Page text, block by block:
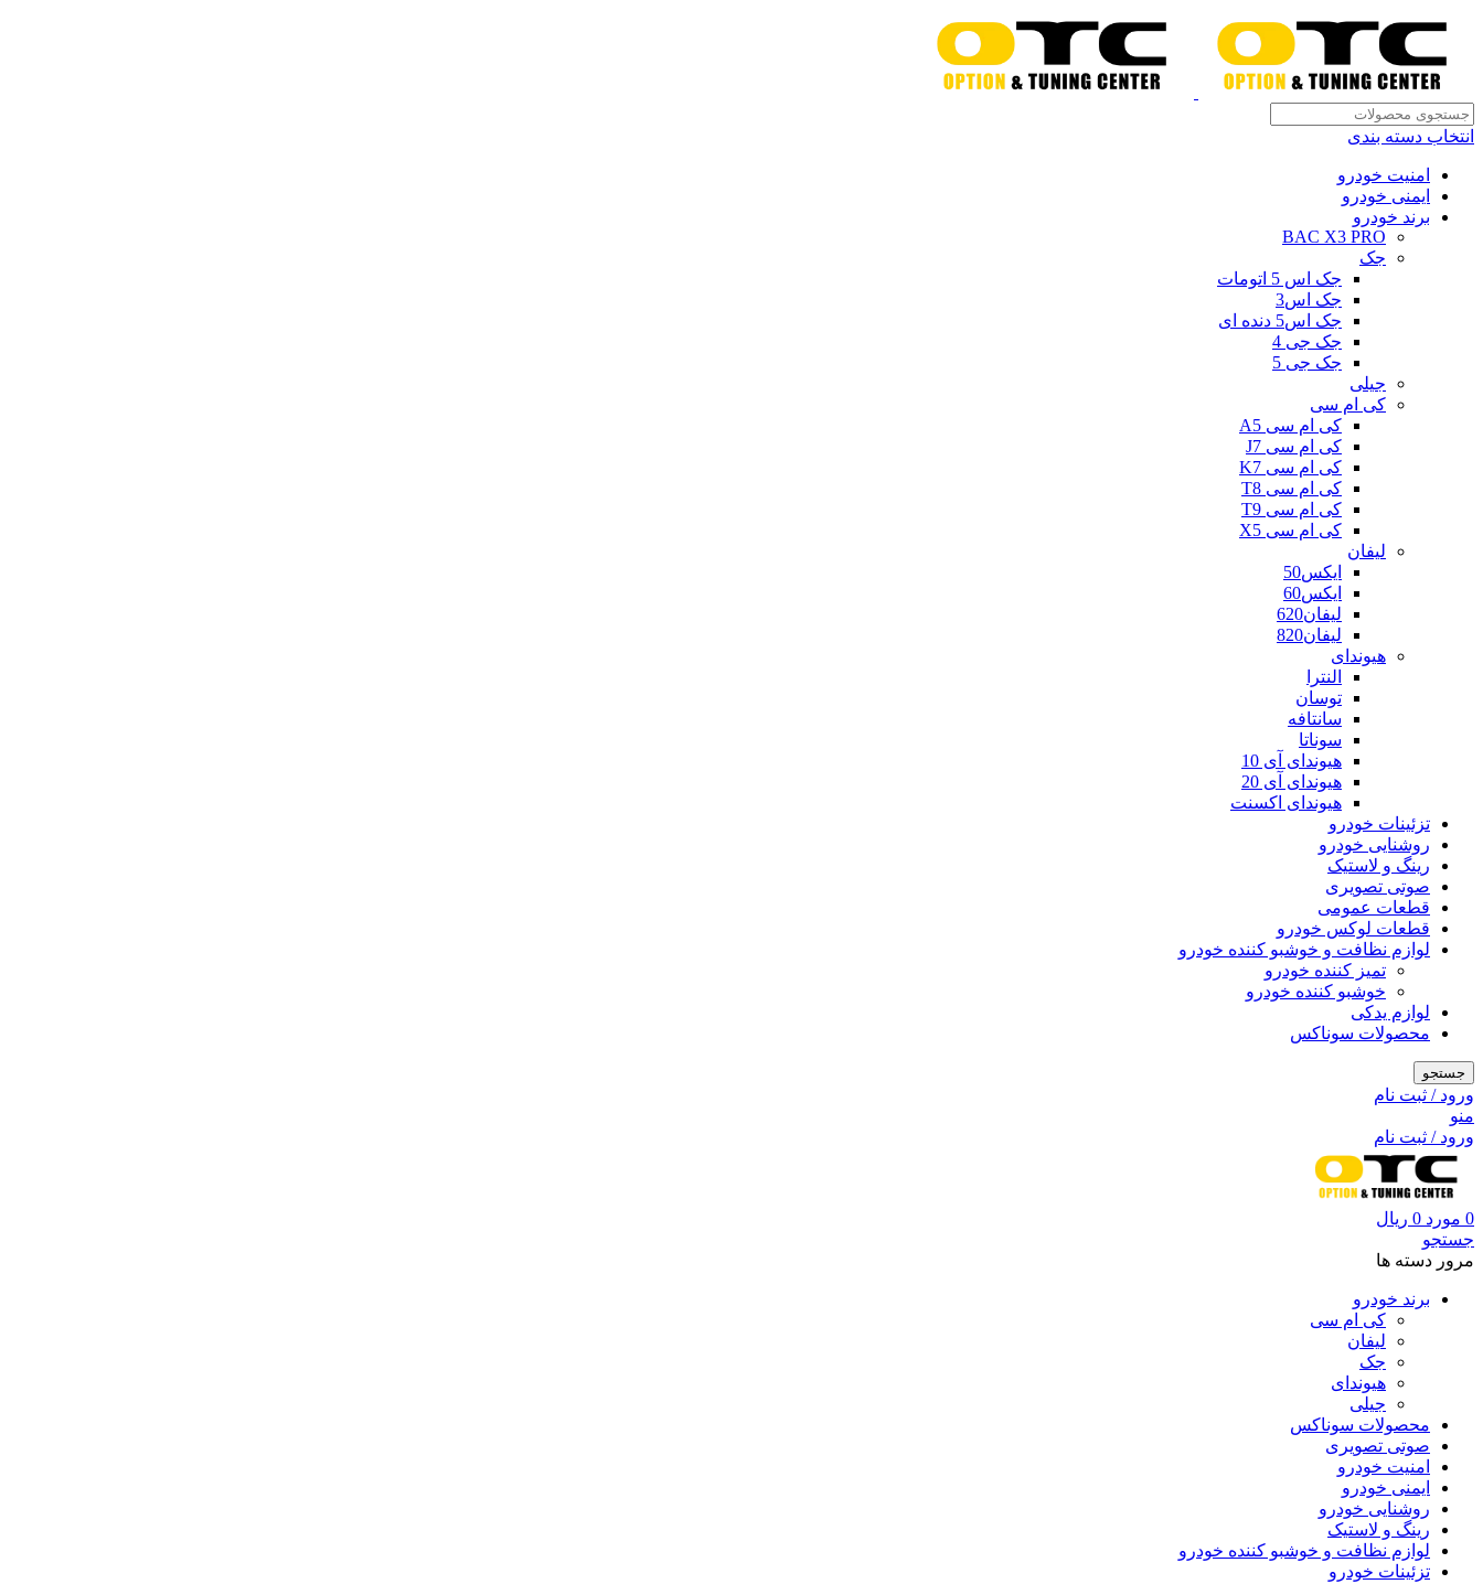
انتخاب دسته بندی
امنیت خودرو
ایمنی خودرو
برند خودرو
BAC X3 PRO
جک
جک اس 5 اتومات
جک اس3
جک اس5 دنده ای
جک جی 4
جک جی 5
جیلی
کی ام سی
کی ام سی A5
کی ام سی J7
کی ام سی K7
کی ام سی T8
کی ام سی T9
کی ام سی X5
لیفان
ایکس50
ایکس60
لیفان620
لیفان820
هیوندای
النترا
توسان
سانتافه
سوناتا
هیوندای آی 10
هیوندای آی 20
هیوندای اکسنت
تزئینات خودرو
روشنایی خودرو
رینگ و لاستیک
صوتی تصویری
قطعات عمومی
قطعات لوکس خودرو
لوازم نظافت و خوشبو کننده خودرو
تمیز کننده خودرو
خوشبو کننده خودرو
لوازم یدکی
محصولات سوناکس
جستجو
ورود / ثبت نام
منو
ورود / ثبت نام
0 مورد 0 ریال
جستجو
مرور دسته ها
برند خودرو
کی ام سی
لیفان
جک
هیوندای
جیلی
محصولات سوناکس
صوتی تصویری
امنیت خودرو
ایمنی خودرو
روشنایی خودرو
رینگ و لاستیک
لوازم نظافت و خوشبو کننده خودرو
تزئینات خودرو